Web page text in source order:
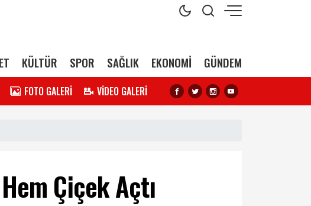
KÜLTÜR SPOR SAĞLIK EKONOMİ GÜNDEM
FOTO GALERİ VİDEO GALERİ
Çiçek Açtı